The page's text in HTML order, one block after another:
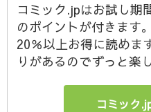
コミック.jpはお試し期
のポイントが付きます
20％以上お得に読めま
りがあるのでずっと楽
コミック